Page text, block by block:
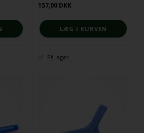
157,00 DKK
På lager